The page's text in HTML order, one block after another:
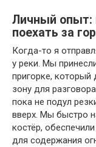
Личный опыт:
поехать за
Когда-то я
у реки. Мы
пригорке, который
зону для
пока не подул
вверх. Мы быстро
костёр,
для содержания